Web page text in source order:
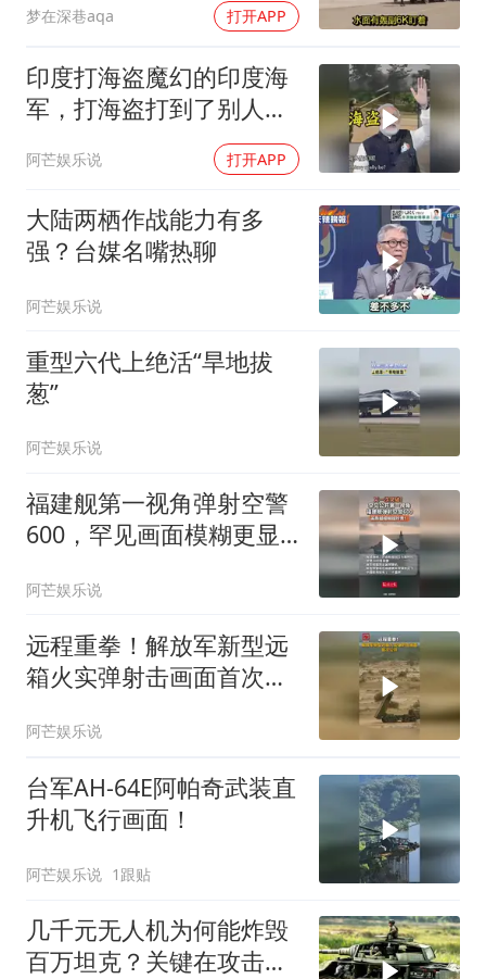
梦在深巷aqa 打开APP
印度打海盗魔幻的印度海
军，打海盗打到了别人家
的渔船印度的海军到底能
有多魔幻
阿芒娱乐说 打开APP
大陆两栖作战能力有多
强？台媒名嘴热聊
阿芒娱乐说
重型六代上绝活“旱地拔
葱”
阿芒娱乐说
福建舰第一视角弹射空警
600，罕见画面模糊更显
阿芒娱乐说
远程重拳！解放军新型远
箱火实弹射击画面首次公
阿芒娱乐说
台军AH-64E阿帕奇武装直
升机飞行画面！
阿芒娱乐说 1跟贴
几千元无人机为何能炸毁
百万坦克？关键在攻击位